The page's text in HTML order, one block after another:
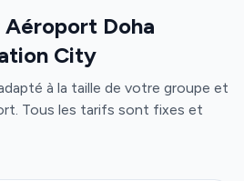
Doha
City
à la taille de votre groupe et
Tous les tarifs sont fixes et